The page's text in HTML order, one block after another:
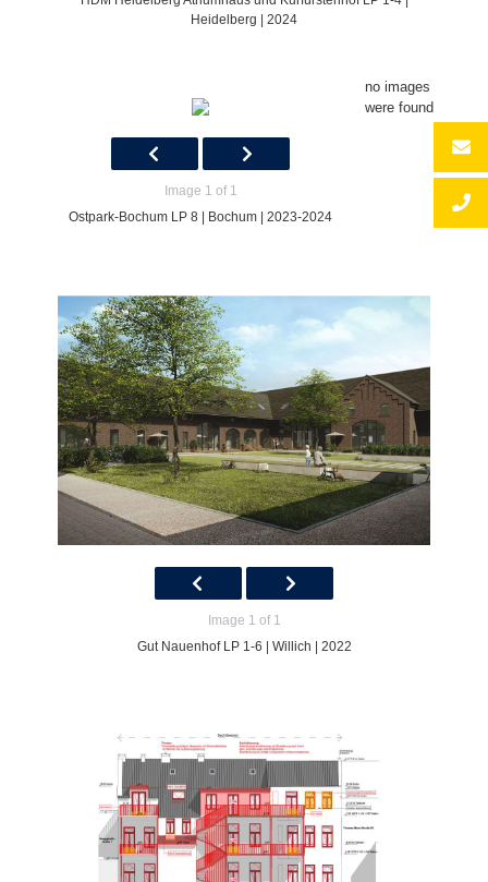
Heidelberg | 2024
Image 1 of 1
Ostpark-Bochum LP 8 | Bochum | 2023-2024
Image 1 of 1
Gut Nauenhof LP 1-6 | Willich | 2022
no images
were found